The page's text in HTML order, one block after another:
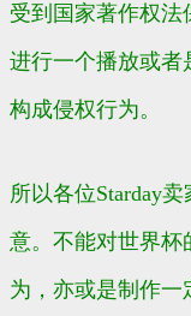
受到国家著作权法
进行一个播放或者
构成侵权行为。
所以各位Starday卖
意。不能对世界杯
为，亦或是制作